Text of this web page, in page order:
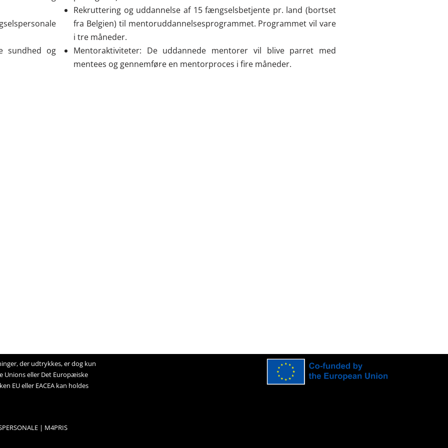
sundhed og
Rekruttering og uddannelse af 15 fængselsbetjente pr. land (bortset
fra Belgien) til mentoruddannelsesprogrammet. Programmet vil vare
i tre måneder.
Mentoraktiviteter: De uddannede mentorer vil blive parret med
mentees og gennemføre en mentorproces i fire måneder.
der udtrykkes, er dog kun
Unions eller Det Europæiske
EU eller EACEA kan holdes
| M4PRIS